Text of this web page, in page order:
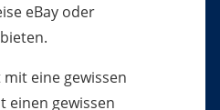
eBay oder
eine gewissen
einen gewissen